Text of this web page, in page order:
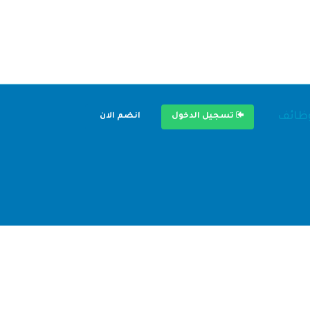
تسجيل الدخول انضم الان